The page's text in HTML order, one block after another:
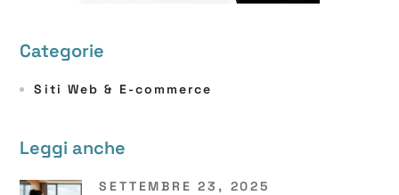
Categorie
Siti Web & E-commerce
Leggi anche
SETTEMBRE 23, 2025